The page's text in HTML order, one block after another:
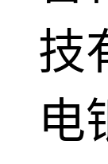
技
电